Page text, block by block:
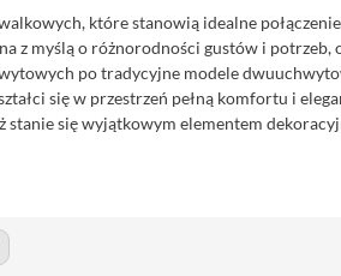
które stanowią idealne
z myślą o różnorodności gustów i
po tradycyjne modele
się w przestrzeń pełną komfortu i
stanie się wyjątkowym elementem